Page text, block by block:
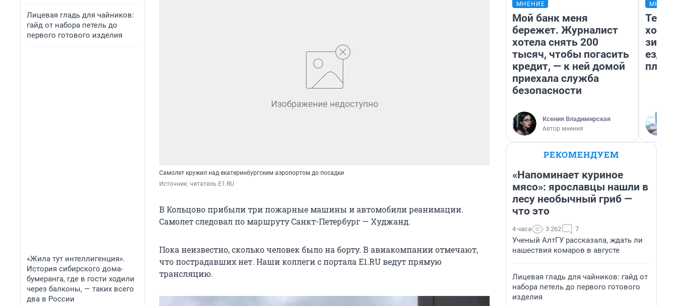
Лицевая гладь для чайников:
гайд от набора петель до
первого готового изделия
«Жила тут интеллигенция».
История сибирского дома-
бумеранга, где в гости ходили
через балконы, — таких всего
два в России
Самолет кружил над екатеринбургским аэропортом до посадки
Источник: читатель E1.RU
В Кольцово прибыли три пожарные машины и автомобили реанимации.
Самолет следовал по маршруту Санкт-Петербург — Худжанд.
Пока неизвестно, сколько человек было на борту. В авиакомпании отмечают,
что пострадавших нет. Наши коллеги с портала E1.RU ведут прямую
трансляцию.
МНЕНИЕ
Мой банк меня
бережет. Журналист
хотела снять 200
тысяч, чтобы погасить
кредит, — к ней домой
приехала служба
безопасности
Ксения Владимирская
Автор мнения
ездит
РЕКОМЕНДУЕМ
«Напоминает куриное
мясо»: ярославцы нашли в
лесу необычный гриб —
что это
4 часа 3 262 7
Ученый АлтГУ рассказала, ждать ли
нашествия комаров в августе
Лицевая гладь для чайников: гайд от
набора петель до первого готового
изделия